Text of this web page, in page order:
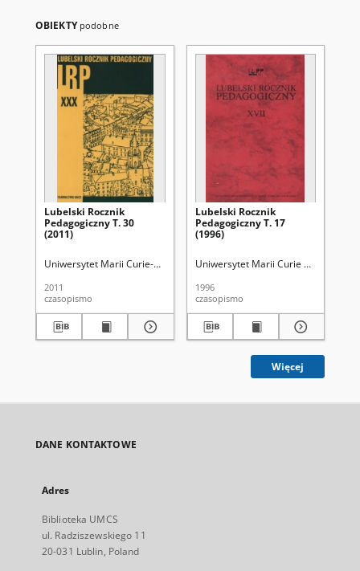
OBIEKTY podobne
Lubelski Rocznik
Pedagogiczny T. 30
(2011)
Uniwersytet Marii Curie-Skłodowskiej (Lublin). Wydział Pedagogiki i
2011
czasopismo
Lubelski Rocznik
Pedagogiczny T. 17
(1996)
Uniwersytet Marii Curie
1996
czasopismo
Więcej
DANE KONTAKTOWE
Adres
Biblioteka UMCS
ul. Radziszewskiego 11
20-031 Lublin, Poland